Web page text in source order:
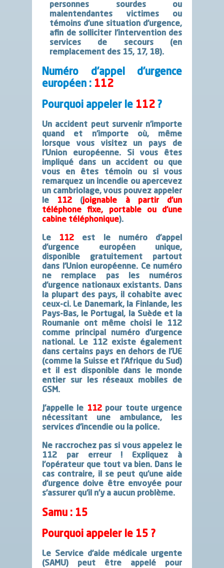
personnes sourdes ou
malentendantes victimes ou
témoins d’une situation d’urgence,
afin de solliciter l’intervention des
services de secours (en
remplacement des 15, 17, 18).
Numéro d’appel d’urgence
européen : 112
Pourquoi appeler le 112 ?
Un accident peut survenir n’importe
quand et n’importe où, même
lorsque vous visitez un pays de
l’Union européenne. Si vous êtes
impliqué dans un accident ou que
vous en êtes témoinou si vous
remarquez un incendie ou apercevez
un cambriolage, vous pouvez appeler
le
112 (joignable à partir d’un
téléphone fixe, portable ou d’une
cabine téléphonique).
Le 112 est le numéro d’appel
d’urgence européen unique,
disponible gratuitement partout
dans l’Union européenne. Ce numéro
ne remplace pas les numéros
d’urgence nationaux existants. Dans
la plupart des pays, il cohabite avec
ceux-ci. Le Danemark, la Finlande, les
Pays-Bas, le Portugal, la Suède et la
Roumanie ont même choisi le 112
comme principal numéro d’urgence
national. Le 112 existe également
dans certains pays en dehors de l’UE
(comme la Suisse et l’Afrique du Sud)
et il est disponible dans le monde
entier sur les réseaux mobiles de
GSM.
J’appelle le 112 pour toute urgence
nécessitant une ambulance, les
services d’incendie ou la police.
Ne raccrochez pas si vous appelez le
112 par erreur ! Expliquez à
l’opérateur que tout va bien. Dans le
cas contraire, il se peut qu’une aide
d’urgence doive être envoyée pour
s’assurer qu’il n’y a aucun problème.
Samu : 15
Pourquoi appeler le 15 ?
Le Service d’aide médicale urgente
(SAMU) peut être appelé pour